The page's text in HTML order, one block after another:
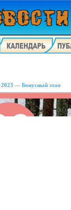
— Бонусный этап